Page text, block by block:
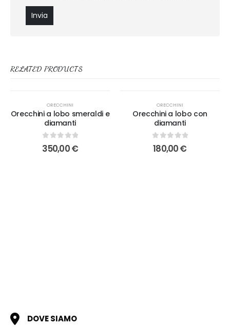
RELATED PRODUCTS
ORECCHINI
Orecchini a lobo smeraldi e
diamanti
0 out of 5
350,00€
ORECCHINI
Orecchini a lobo con
diamanti
0out of 5
180,00€
DOVE SIAMO